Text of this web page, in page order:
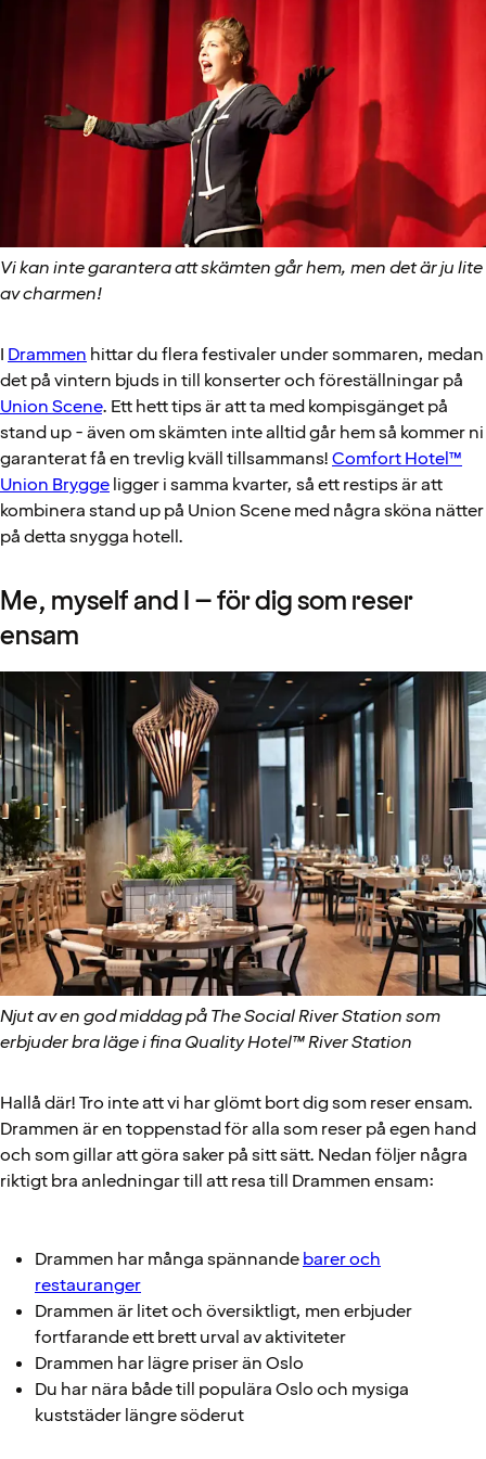
Vi kan inte garantera att skämten går hem, men det är ju lite
av charmen!
I Drammen hittar du flera festivaler under sommaren, medan
det på vintern bjuds in till konserter och föreställningar på
Union Scene. Ett hett tips är att ta med kompisgänget på
stand up - även om skämten inte alltid går hem så kommer ni
garanterat få en trevlig kväll tillsammans!Comfort Hotel™
Union Bryggeligger i samma kvarter, så ett restips är att
kombinera stand up på Union Scene med några sköna nätter
på detta snygga hotell.
Me, myself and I – för dig som reser
ensam
Njut av en god middag på The Social River Station som
erbjuder bra läge i fina Quality Hotel™ River Station
Hallå där! Tro inte att vi har glömt bort dig som reser ensam.
Drammen är en toppenstad för alla som reser på egen hand
och som gillar att göra saker på sitt sätt. Nedan följer några
riktigt bra anledningar till att resa till Drammen ensam:
Drammen har många spännandebarer och
restauranger
Drammen är litet och översiktligt, men erbjuder
fortfarande ett brett urval av aktiviteter
Drammen har lägre priser än Oslo
Du har nära både till populära Oslo och mysiga
kuststäder längre söderut